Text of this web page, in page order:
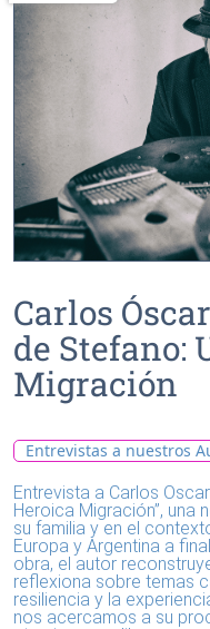
Carlos
de Stefano:
Migración
Entrevistas a nuestros
Entrevista a Carlos
Heroica Migración”, una
su familia y en el
Europa y Argentina a
obra, el autor
reflexiona sobre temas
resiliencia y la
nos acercamos a su